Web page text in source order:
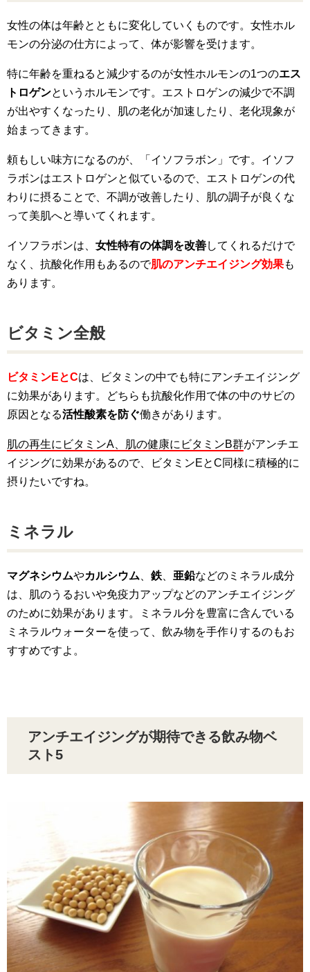
女性の体は年齢とともに変化していくものです。女性ホル
モンの分泌の仕方によって、体が影響を受けます。
特に年齢を重ねると減少するのが女性ホルモンの1つのエス
トロゲンというホルモンです。エストロゲンの減少で不調
が出やすくなったり、肌の老化が加速したり、老化現象が
始まってきます。
頼もしい味方になるのが、「イソフラボン」です。イソフ
ラボンはエストロゲンと似ているので、エストロゲンの代
わりに摂ることで、不調が改善したり、肌の調子が良くな
って美肌へと導いてくれます。
イソフラボンは、 女性特有の体調を改善してくれるだけで
なく、抗酸化作用もあるので肌のアンチエイジング効果も
あります。
ビタミン全般
ビタミンEとCは、ビタミンの中でも特にアンチエイジング
に効果があります。どちらも抗酸化作用で体の中のサビの
原因となる活性酸素を防ぐ働きがあります。
肌の再生にビタミンA、肌の健康にビタミンB群がアンチエ
イジングに効果があるので、ビタミンEとC同様に積極的に
摂りたいですね。
ミネラル
マグネシウムやカルシウム 鉄 亜鉛などのミネラル成分
は、肌のうるおいや免疫力アップなどのアンチエイジング
のために効果があります。ミネラル分を豊富に含んでいる
ミネラルウォーターを使って、飲み物を手作りするのもお
すすめですよ。
アンチエイジングが期待できる飲み物ベ
スト5